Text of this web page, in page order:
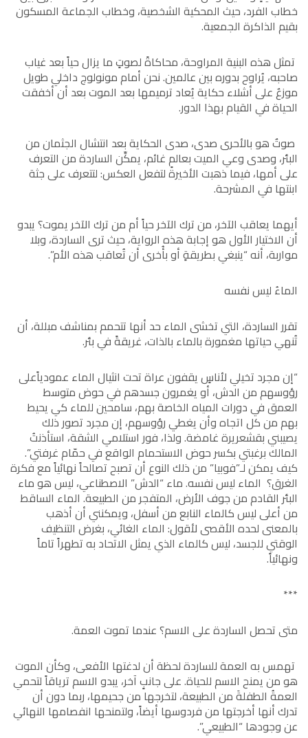
خطاب الفرد، حيث المحكية الشخصية، وخطاب الجماعة المسكون
بقيم الذاكرة الجمعية.
تمثل هذه البنية المراوحة، محاكاةً لصوتٍ ما يزال حياً بعد غياب
صاحبه، يُراوح بدوره بين عالمين. نحن أمام مونولوج داخلي طويل
موزعٌ على أشلاء حكاية يُعاد ترميمها بعد الموت بعد أن أخفقت
الحياة في القيام بهذا الدور.
صوتٌ هو بالأحرى صدى، صدى الحكاية بعد انتشال الجثمان من
البئر، وصدى وعي الميت بعالمٍ غائم، يمكِّن الساردة من التعرف
على أمها، فيما ذهبت الأخيرة لتفعل العكس: لتتعرف على جثة
ابنتها في المشرحة.
أيهما يعاقب الآخر، من ترك الآخر حياً أم من ترك الآخر يموت؟ يبدو
أن الاختيار الأول هو إجابة هذه الرواية، حيث ترى الساردة، وبلا
مواربة، أنه “ينبغي بطريقةٍ أو بأُخرى أن تُعاقب هذه الأم”.
الماءُ ليس نفسه
تقرر الساردة، التي تخشى الماء حد أنها تتحمم بمناشف مبللة، أن
تُنهي حياتها مغمورة بالماء بالذات، غريقةً في بئر.
“إن مجرد تخيلي لأناسٍ يقفون عراة تحت انثيال الماء عمودياًعلى
رؤوسهم من الدش، أو يغمرون جسدهم في حوض متوسط
العمق في دورات المياه الخاصة بهم، سامحين للماء كي يحيط
بهم من كل اتجاه وأن يغطي رؤوسهم، إن مجرد تصور ذلك
يصيبني بقشعريرة غامضة. ولذا، فور استلامي الشقة، استأذنتُ
المالك برغبتي بكسر حوض الاستحمام الواقع في حمّام غرفتي”.
كيف يمكن لـ”فوبيا” من ذلك النوع أن تصبح تصالحاً نهائياً مع فكرة
الغرق؟ الماء ليس نفسه. ماء “الدش” الاصطناعي، ليس هو ماء
البئر القادم من جوف الأرض، المتفجر من الطبيعة. الماء الساقط
من أعلى ليس كالماء النابع من أسفل، ويمكنني أن أذهب
بالمعنى لحده الأقصى لأقول: الماء الغائي، بغرض التنظيف
الوقتي للجسد، ليس كالماء الذي يمثل الاتحاد به تطهراً تاماً
ونهائياً.
***
متى تحصل الساردة على الاسم؟ عندما تموت العمة.
تهمس به العمة للساردة لحظة أن لدغتها الأفعى، وكأن الموت
هو من يمنح الاسم للحياة. على جانبٍ آخر، يبدو الاسم ترياقاً لتحمي
العمةُ الطفلةَ من الطبيعة، لتخرجها من جحيمها، ربما دون أن
تدرك أنها أخرجتها من فردوسها أيضاً، ولتمنحها انفصامها النهائي
عن وجودها “الطبيعي”.